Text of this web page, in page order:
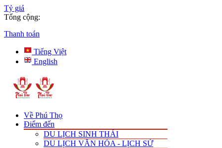
Tỷ giá
Tổng cộng:
Thanh toán
Tiếng Việt
English
Về Phú Thọ
Điểm đến
DU LỊCH SINH THÁI
DU LỊCH VĂN HÓA - LỊCH SỬ